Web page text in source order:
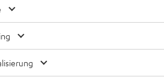
Time Alignment
Hörposition,
Resonanzen
Raum